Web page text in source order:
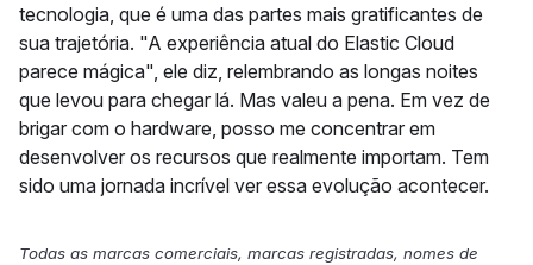
tecnologia, que é uma das partes mais gratificantes de
sua trajetória. "A experiência atual do Elastic Cloud
parece mágica", ele diz, relembrando as longas noites
que levou para chegar lá. Mas valeu a pena. Em vez de
brigar com o hardware, posso me concentrar em
desenvolver os recursos que realmente importam. Tem
sido uma jornada incrível ver essa evolução acontecer.
Todas as marcas comerciais, marcas registradas, nomes de